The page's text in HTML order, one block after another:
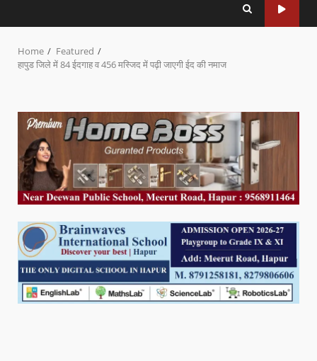
Home
Featured
हापुड जिले में 84 ईदगाह व 456 मस्जिद में पढ़ी जाएगी ईद की नमाज